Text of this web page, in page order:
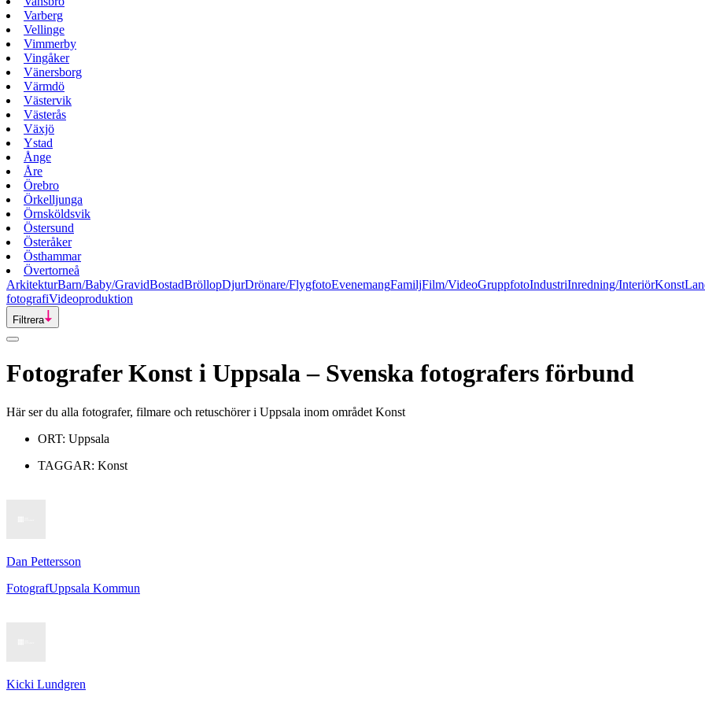
Varberg
Vellinge
Vimmerby
Vingåker
Vänersborg
Värmdö
Västervik
Västerås
Växjö
Ystad
Ånge
Åre
Örebro
Örkelljunga
Örnsköldsvik
Östersund
Österåker
Östhammar
Övertorneå
ArkitekturBarn/Baby/GravidBostadBröllopDjurDrönare/FlygfotoEvenemangFamiljFilm/VideoGruppfotoIndustriInredning/InteriörKonst
fotografiVideoproduktion
Filtrera
FotograferKonst i Uppsala– Svenska fotografers förbund
Här ser du alla fotografer, filmare och retuschörer i Uppsala inom området Konst
ORT: Uppsala
TAGGAR: Konst
Dan Pettersson
FotografUppsala Kommun
Kicki Lundgren